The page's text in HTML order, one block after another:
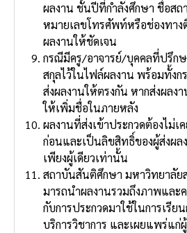
ผลงาน ชั้นปีที่กําลังศึกษา ชื่อสถ
หมายเลขโทรศัพท์หรือช่องทา
ผลงานให้ชัดเจน
กรณีมีครู/อาจารย์/บุคคลที่ปรึก
สกุลไว้ในไฟล์ผลงาน พร้อมทั้งก
ส่งผลงานให้ตรงกัน หากส่งผล
ให้เพิ่มชื่อในภายหลัง
ผลงานที่ส่งเข้าประกวดต้องไม่เ
ก่อนและเป็นลิขสิทธิ์ของผู้ส่งผล
เพียงผู้เดียวเท่านั้น
สถาบันสันติศึกษา มหาวิทยาลัย
มารถนําผลงานรวมถึงภาพและ
กับการประกวดมาใช้ในการเรีย
บริการวิชาการ และเผยแพร่แ